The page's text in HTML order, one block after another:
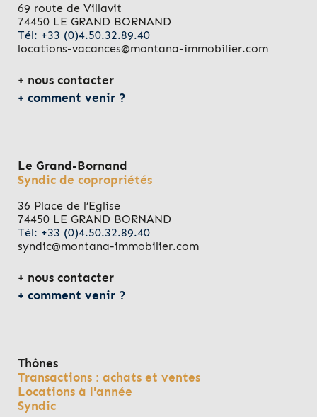
69 route de Villavit
74450 LE GRAND BORNAND
Tél: +33 (0)4.50.32.89.40
locations-vacances@montana-immobilier.com
nous contacter
comment venir ?
Le Grand-Bornand
Syndic de copropriétés
36 Place de l’Eglise
74450 LE GRAND BORNAND
Tél: +33 (0)4.50.32.89.40
syndic@montana-immobilier.com
nous contacter
comment venir ?
Thônes
Transactions : achats et ventes
Locations à l'année
Syndic